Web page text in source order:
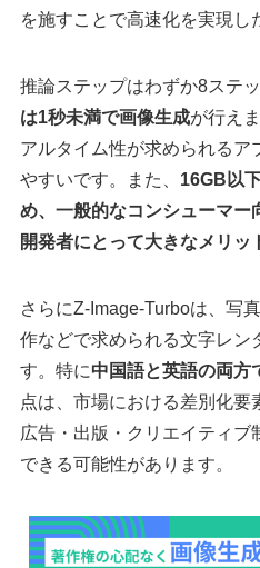
を施すことで高速化を実現し
推論ステップはわずか8ステッ
は1秒未満で画像生成が行え
アルタイム性が求められるア
やすいです。また、 16GB以
め、一般的なコンシューマー
開発者にとって大きなメリッ
さらにZ-Image-Turboは、写
作などで求められる文字レン
す。特に中国語と英語の両方
点は、市場における差別化要
広告・出版・クリエイティブ
できる可能性があります。